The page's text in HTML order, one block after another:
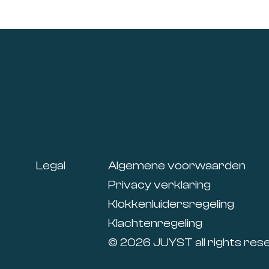
Legal
Algemene voorwaarden
Privacy verklaring
Klokkenluidersregeling
Klachtenregeling
© 2026 JUYST all rights